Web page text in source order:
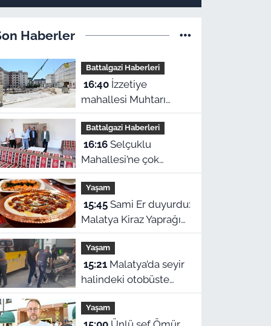
Haberler
Battalgazi Haberleri
16:40İzzetiye
mahallesi Muhtarı
Aktaş: "Rezerv alan
teslimleri yıl sonunu
bulur"
Battalgazi Haberleri
16:16Selçuklu
Mahallesi’ne çok
amaçlı tesis: Hem
taziyeevi hem kültür
merkezi
Yaşam
15:45Sami Er duyurdu:
Malatya Kiraz Yaprağı
Sarması dünya birincisi
oldu
Yaşam
15:21Malatya’da seyir
halindeki otobüste
güzergah değişti:
Fenalaşan yolcu acile
Yaşam